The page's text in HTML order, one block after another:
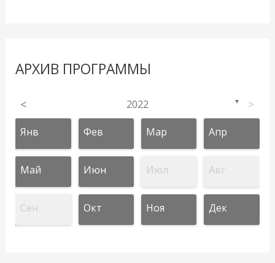
АРХИВ ПРОГРАММЫ
< 2022 ▼ >
Янв Фев Мар Апр
Май Июн Июл Авг
Сен Окт Ноя Дек